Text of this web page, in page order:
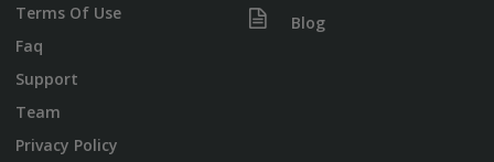
Terms Of Use
Faq
Support
Team
Privacy Policy
Blog